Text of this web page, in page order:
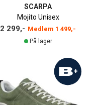
SCARPA
Mojito Unisex
Medlem 1 499,-
2 299,-
På lager